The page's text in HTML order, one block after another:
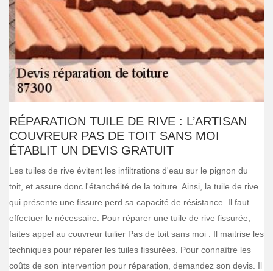
RÉPARATION TUILE DE RIVE : L’ARTISAN
COUVREUR PAS DE TOIT SANS MOI
ÉTABLIT UN DEVIS GRATUIT
Les tuiles de rive évitent les infiltrations d'eau sur le pignon du
toit, et assure donc l'étanchéité de la toiture. Ainsi, la tuile de rive
qui présente une fissure perd sa capacité de résistance. Il faut
effectuer le nécessaire. Pour réparer une tuile de rive fissurée,
faites appel au couvreur tuilier Pas de toit sans moi . Il maitrise les
techniques pour réparer les tuiles fissurées. Pour connaître les
coûts de son intervention pour réparation, demandez son devis. Il